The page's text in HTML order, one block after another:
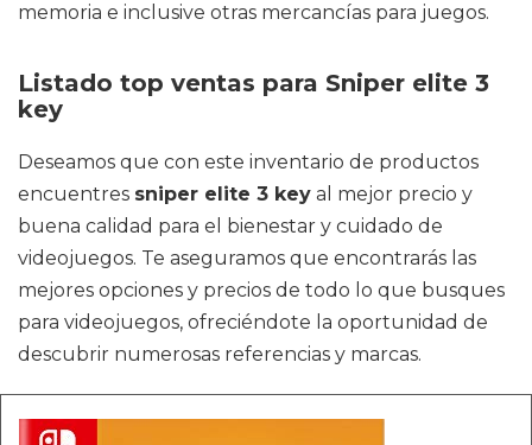
memoria e inclusive otras mercancías para juegos.
Listado top ventas para Sniper elite 3
key
Deseamos que con este inventario de productos
encuentres sniper elite 3 key al mejor precio y
buena calidad para el bienestar y cuidado de
videojuegos. Te aseguramos que encontrarás las
mejores opciones y precios de todo lo que busques
para videojuegos, ofreciéndote la oportunidad de
descubrir numerosas referencias y marcas.